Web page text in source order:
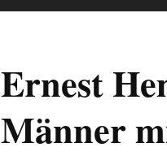
Ernest
Männer